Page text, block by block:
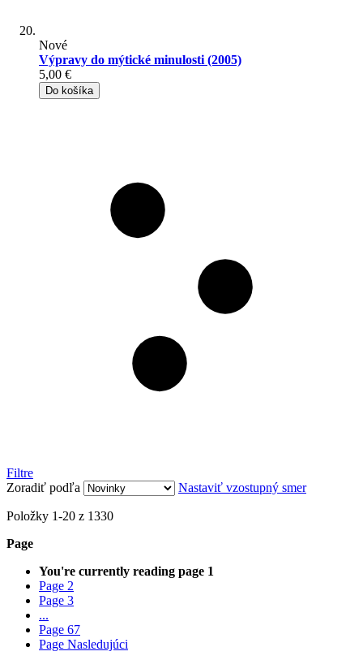
Nové
Výpravy do mýtické minulosti (2005)
5,00 €
Do košíka
Filtre
Zoradiť podľa
Nastaviť vzostupný smer
Položky 1-20 z 1330
Page
You're currently reading page 1
Page 2
Page 3
...
Page 67
Page Nasledujúci